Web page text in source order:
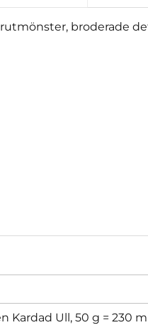
broderade
Kardad Ull, 50 g = 230 m